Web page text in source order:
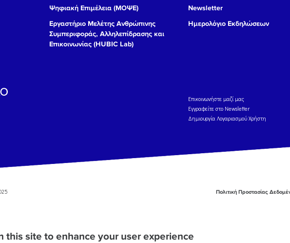
Ψηφιακή Επιμέλεια (ΜΟΨΕ)
Εργαστήριο Μελέτης Ανθρώπινης
Συμπεριφοράς, Αλληλεπίδρασης και
Επικοινωνίας (HUBIC Lab)
Newsletter
Ημερολόγιο Εκδηλώσεων
Eπικοινωνήστε μαζί μας
Εγγραφείτε στο Newsletter
Δημιουργία Λογαριασμού Χρήστη
Πολιτική Προστασίας
this site to enhance your user experience